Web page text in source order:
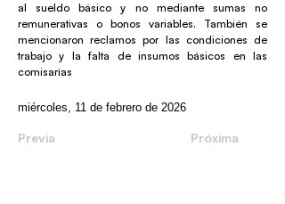
al sueldo básico y no mediante sumas no
remunerativas o bonos variables. También se
mencionaron reclamos por las condiciones de
trabajo y la falta de insumos básicos en las
comisarías
miércoles, 11 de febrero de 2026
Previa Próxima